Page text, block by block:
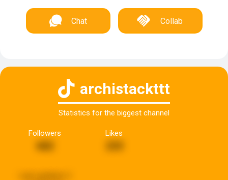
Chat Collab
archistackttt
Statistics for the biggest channel
Followers
682
Likes